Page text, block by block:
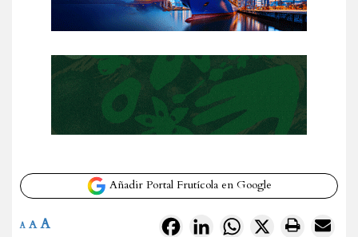
Añadir Portal Frutícola en Google
FacebookLinkedInWhatsApp
X
A A A